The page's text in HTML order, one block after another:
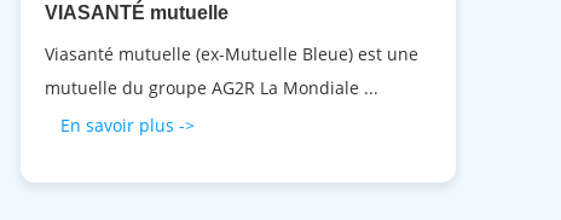
VIASANTÉ mutuelle
Viasanté mutuelle (ex-Mutuelle Bleue) est une
mutuelle du groupe AG2R La Mondiale ...
En savoir plus ->